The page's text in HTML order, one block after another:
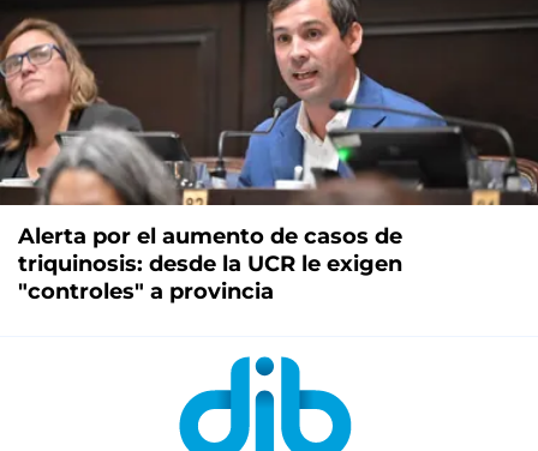
Alerta por el aumento de casos de
triquinosis: desde la UCR le exigen
"controles" a provincia